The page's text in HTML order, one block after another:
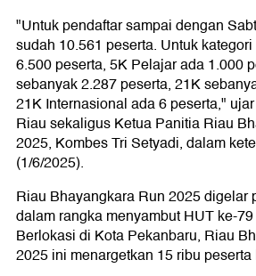
"Untuk pendaftar sampai dengan
sudah 10.561 peserta. Untuk
6.500 peserta, 5K Pelajar ada 1.000
sebanyak 2.287 peserta, 21K
21K Internasional ada 6 peserta,"
Riau sekaligus Ketua Panitia Riau
2025, Kombes Tri Setyadi, dalam
(1/6/2025).
Riau Bhayangkara Run 2025 digelar
dalam rangka menyambut HUT ke-
Berlokasi di Kota Pekanbaru, Riau
2025 ini menargetkan 15 ribu peserta